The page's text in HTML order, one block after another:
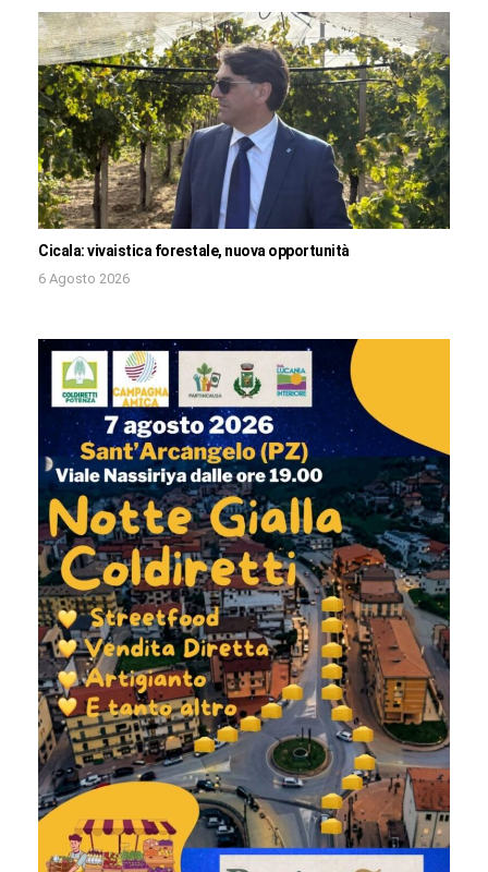
Cicala: vivaistica forestale, nuova opportunità
6 Agosto 2026